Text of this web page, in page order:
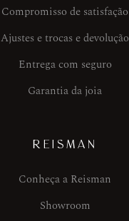
Compromisso de satisfação
Ajustes e trocas e devolução
Entrega com seguro
Garantia da joia
REISMAN
Conheça a Reisman
Showroom